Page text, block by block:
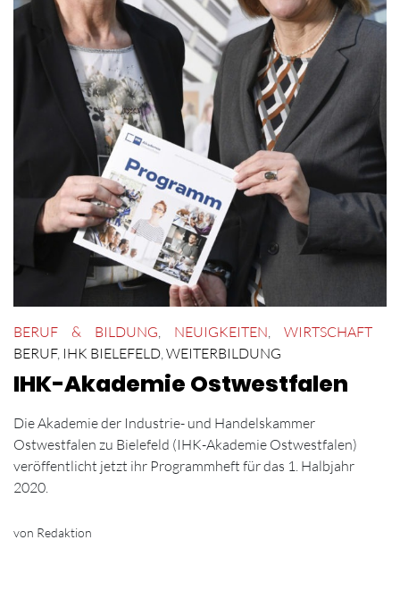
BERUF & BILDUNG, NEUIGKEITEN, WIRTSCHAFT
BERUF, IHK BIELEFELD,WEITERBILDUNG
IHK-Akademie Ostwestfalen
Die Akademie der Industrie- und Handelskammer
Ostwestfalen zu Bielefeld (IHK-Akademie Ostwestfalen)
veröffentlicht jetzt ihr Programmheft für das 1. Halbjahr
2020.
von Redaktion